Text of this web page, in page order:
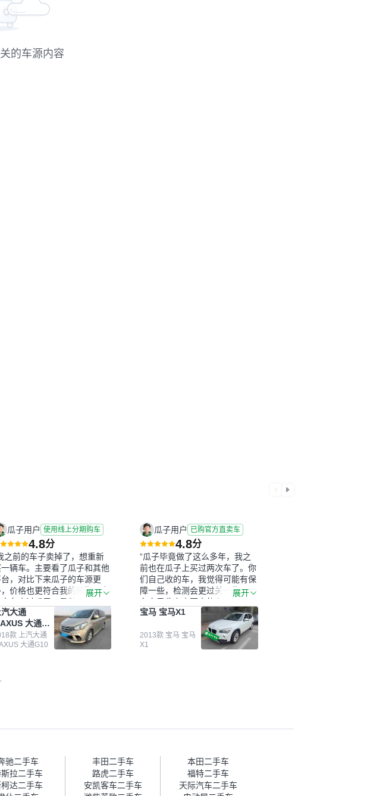
的车源内容
瓜子用户 使用线上分期购车
4.8分
之前的车子卖掉了，想重新
一辆车。主要看了瓜子和其他
，对比下来瓜子的车源更
，价格也更符合我的预期。之
卖车来过瓜子，虽然价格没谈
但APP一直留着。瓜子毕竟
平台，整体印象还好。我最
了一台上汽大通，18年的
公里数9万多，符合我的要
其他平台的分期需要到当地
。”
展开
汽大通
大通
款 上汽大通
大通G10
瓜子用户 已购官方直卖车
4.8分
“瓜子毕竟做了这么多年，我之
前也在瓜子上买过两次车了。你
们自己收的车，我觉得可能有保
障一些，检测会更过关一些。平
台自己收上来再卖的车，应该更
可靠。我买的是宝马X1，主要看
中它的价格和公里数比较合适。
另外，瓜子承诺无火烧、无事
故、无泡水、无调表，在平台自
帮我谈价。自营车我讲过价，最
后是通过花一块钱买优惠券的方
式，便宜了800块钱成交。”
展开
宝马 宝马X1
2013款 宝马 宝马
X1
驰二手车 丰田二手车
本田二手车
拉二手车 路虎二手车
福特二手车
达二手车 安凯客车二手车
天际汽车二手车